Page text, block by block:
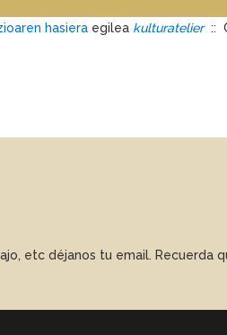
hasiera egilea kulturatelier::
etc déjanos tu email. Recuerda